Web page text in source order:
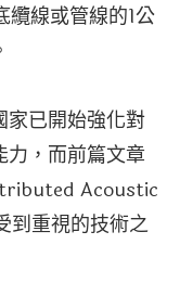
線或管線的1公
家已開始強化對
，而前篇文章
Acoustic
到重視的技術之